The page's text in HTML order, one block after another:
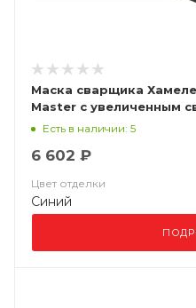
Маска сварщика
Master с увеличенным
Есть в наличии: 5
6 602 ₽
Цвет отделки
Синий